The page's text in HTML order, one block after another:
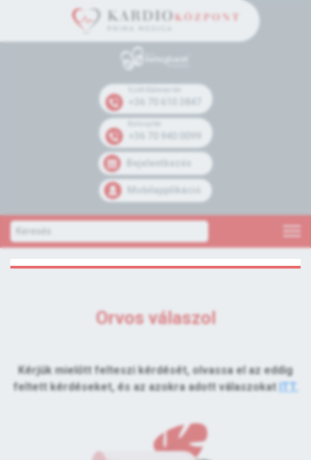
Bejelentkezés
Mobilapplikáció
Orvos válaszol
Kérjük mielőtt felteszi kérdését, olvassa el az eddig
feltett kérdéseket, és az azokra adott válaszokat ITT.